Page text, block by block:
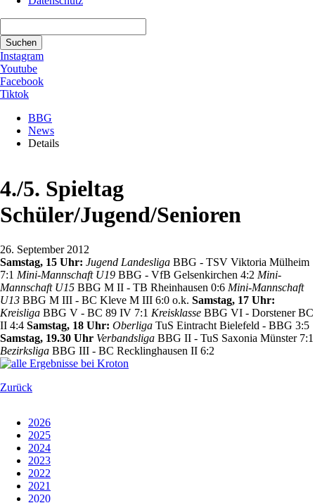
Suchen
Instagram
Youtube
Facebook
Tiktok
BBG
News
Details
4./5. Spieltag
Schüler/Jugend/Senioren
26. September 2012
Samstag, 15 Uhr: Jugend Landesliga BBG - TSV Viktoria Mülheim
7:1 Mini-Mannschaft U19 BBG - VfB Gelsenkirchen 4:2 Mini-
Mannschaft U15 BBG M II - TB Rheinhausen 0:6 Mini-Mannschaft
U13 BBG M III - BC Kleve M III 6:0 o.k. Samstag, 17 Uhr:
Kreisliga BBG V - BC 89 IV 7:1 Kreisklasse BBG VI - Dorstener BC
II 4:4 Samstag, 18 Uhr: Oberliga TuS Eintracht Bielefeld - BBG 3:5
Samstag, 19.30 Uhr Verbandsliga BBG II - TuS Saxonia Münster 7:1
Bezirksliga BBG III - BC Recklinghausen II 6:2
Zurück
2026
2025
2024
2023
2022
2021
2020